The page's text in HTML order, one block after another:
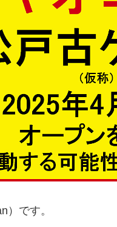
）です。